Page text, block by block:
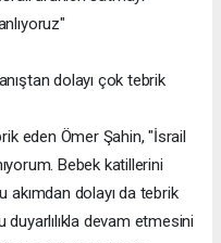
dolayı çok tebrik
eden Ömer Şahin, "İsrail
Bebek katillerini
akımdan dolayı da tebrik
duyarlılıkla devam etmesini